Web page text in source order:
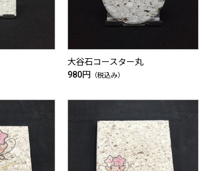
大谷石コースター丸
980円
（税込み）